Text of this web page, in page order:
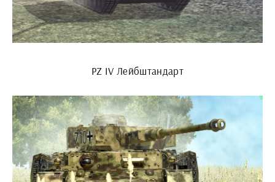
PZ IV Лейбштандарт